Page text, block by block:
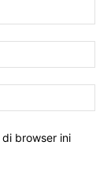
browser ini